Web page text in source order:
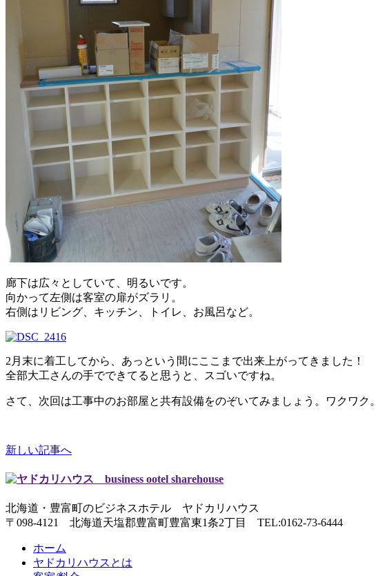
廊下は広々としていて、明るいです。
向かって左側は客室の扉がズラリ。
右側はリビング、キッチン、トイレ、お風呂など。
2月末に着工してから、あっという間にここまで出来上がってきました！
全部大工さんの手でできてると思うと、スゴいですね。
さて、次回は工事中のお部屋と共有設備をのぞいてみましょう。ワクワク。
新しい記事へ
北海道・豊富町のビジネスホテル ヤドカリハウス
〒098-4121 北海道天塩郡豊富町豊富東1条2丁目 TEL:0162-73-6444
ホーム
ヤドカリハウスとは